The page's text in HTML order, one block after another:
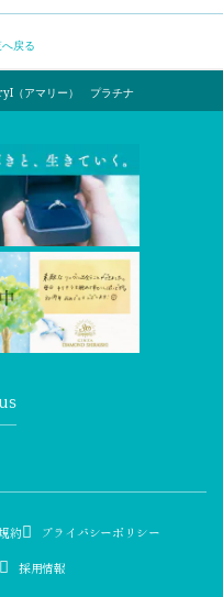
戻る
（アマリー） プラチナ
約 プライバシーポリシー
採用情報